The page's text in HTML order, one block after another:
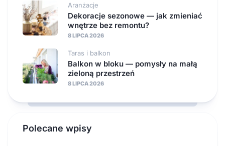
Aranżacje
Dekoracje sezonowe — jak zmieniać
wnętrze bez remontu?
8 LIPCA 2026
Taras i balkon
Balkon w bloku — pomysły na małą
zieloną przestrzeń
8 LIPCA 2026
Polecane wpisy